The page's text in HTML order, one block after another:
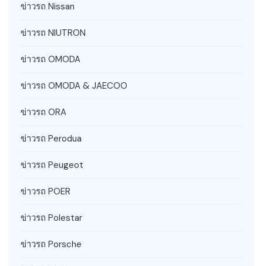
ข่าวรถ Nissan
ข่าวรถ NIUTRON
ข่าวรถ OMODA
ข่าวรถ OMODA & JAECOO
ข่าวรถ ORA
ข่าวรถ Perodua
ข่าวรถ Peugeot
ข่าวรถ POER
ข่าวรถ Polestar
ข่าวรถ Porsche